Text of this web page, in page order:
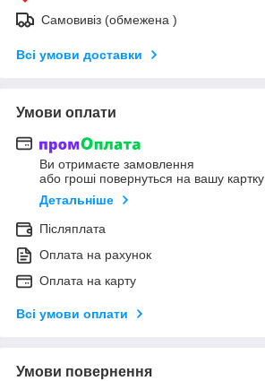
Самовивіз (обмежена )
Всі умови доставки
Умови оплати
Ви отримаєте замовлення
або гроші повернуться на вашу картку
Детальніше
Післяплата
Оплата на рахунок
Оплата на карту
Всі умови оплати
Умови повернення